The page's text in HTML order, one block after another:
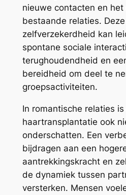
nieuwe contacten en
bestaande relaties.
zelfverzekerdheid kan
spontane sociale
terughoudendheid en
bereidheid om deel te
groepsactiviteiten.
In romantische relaties is
haartransplantatie ook
onderschatten. Een
bijdragen aan een
aantrekkingskracht en
de dynamiek tussen
versterken. Mensen